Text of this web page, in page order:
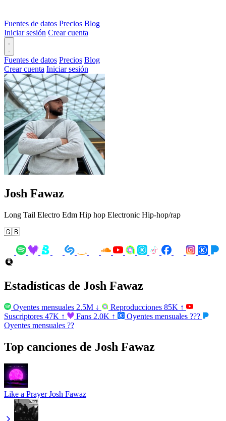
Fuentes de datos Precios Blog
Iniciar sesión Crear cuenta
Fuentes de datos Precios Blog
Crear cuenta Iniciar sesión
Josh Fawaz
Long Tail Electro Edm Hip hop Electronic Hip-hop/rap
🇬🇧
Estadísticas de Josh Fawaz
Oyentes mensuales 2.5M ↓ Reproducciones 85K ↑
Suscriptores 47K ↑ Fans 2.0K ↑ Oyentes mensuales ???
Oyentes mensuales ??
Top canciones de Josh Fawaz
Like a Prayer Josh Fawaz